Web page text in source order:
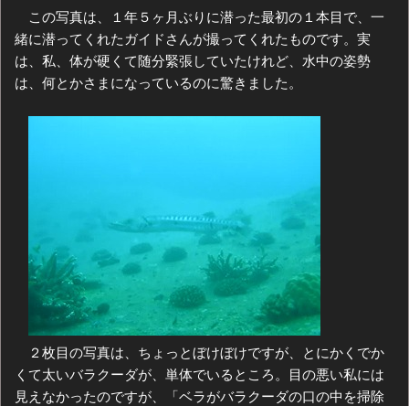
この写真は、１年５ヶ月ぶりに潜った最初の１本目で、一
緒に潜ってくれたガイドさんが撮ってくれたものです。実
は、私、体が硬くて随分緊張していたけれど、水中の姿勢
は、何とかさまになっているのに驚きました。
２枚目の写真は、ちょっとぼけぼけですが、とにかくでか
くて太いバラクーダが、単体でいるところ。目の悪い私には
見えなかったのですが、「ベラがバラクーダの口の中を掃除